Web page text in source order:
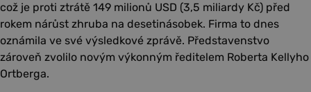
což je proti ztrátě 149 milionů USD (3,5 miliardy Kč) před
rokem nárůst zhruba na desetinásobek. Firma to dnes
oznámila ve své výsledkové zprávě. Představenstvo
zároveň zvolilo novým výkonným ředitelem Roberta Kellyho
Ortberga.